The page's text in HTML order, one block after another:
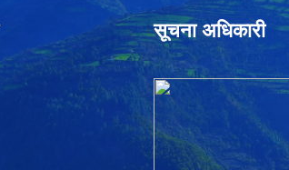
सूचना अधिकारी